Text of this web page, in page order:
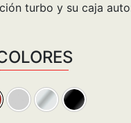
turbo y su caja